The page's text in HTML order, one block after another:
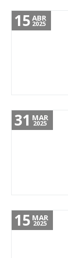
15 ABR
2025
31 MAR
2025
15 MAR
2025